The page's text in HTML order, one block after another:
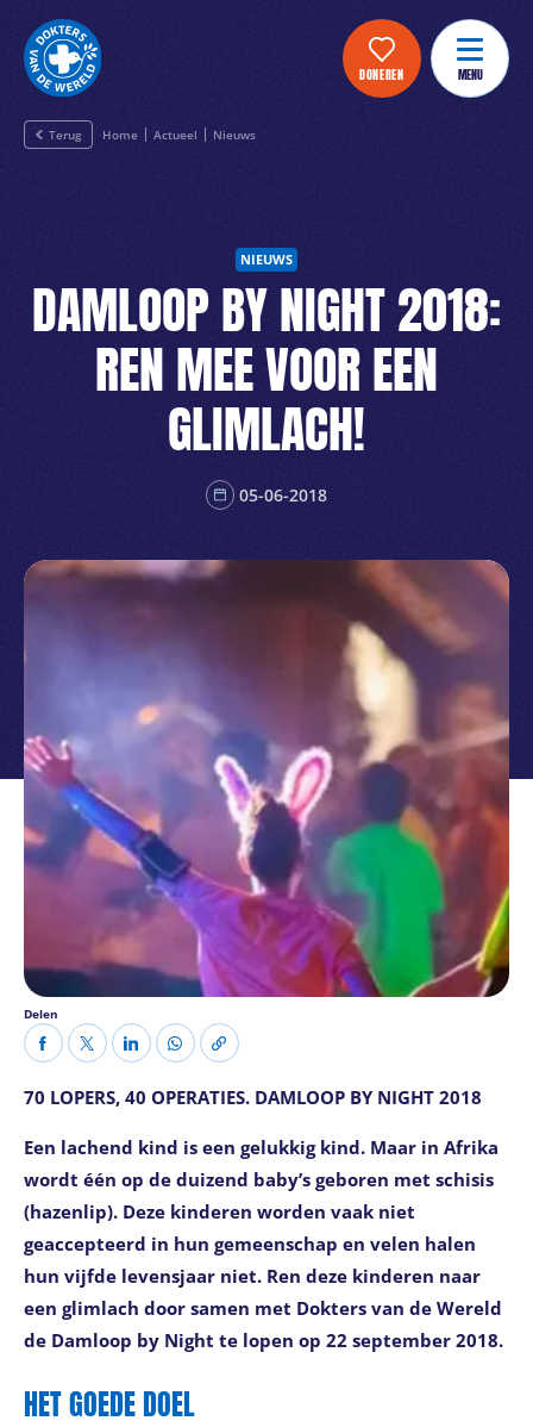
DONEREN MENU
Terug Home Actueel Nieuws
NIEUWS
DAMLOOP BY NIGHT 2018:
REN MEE VOOR EEN
GLIMLACH!
05-06-2018
Delen
70 LOPERS, 40 OPERATIES. DAMLOOP BY NIGHT 2018
Een lachend kind is een gelukkig kind. Maar in Afrika
wordt één op de duizend baby’s geboren met schisis
(hazenlip). Deze kinderen worden vaak niet
geaccepteerd in hun gemeenschap en velen halen
hun vijfde levensjaar niet. Ren deze kinderen naar
een glimlach door samen met Dokters van de Wereld
de Damloop by Night te lopen op 22 september 2018.
HET GOEDE DOEL